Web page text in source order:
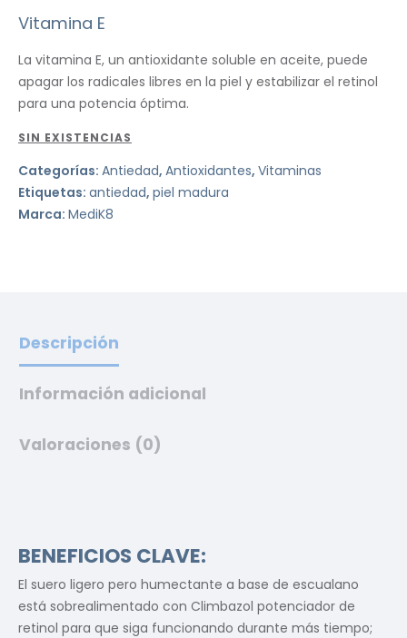
Vitamina E
La vitamina E, un antioxidante soluble en aceite, puede
apagar los radicales libres en la piel y estabilizar el retinol
para una potencia óptima.
SIN EXISTENCIAS
Categorías: Antiedad, Antioxidantes, Vitaminas
Etiquetas: antiedad, piel madura
Marca: MediK8
Descripción
Información adicional
Valoraciones (0)
BENEFICIOS CLAVE:
El suero ligero pero humectante a base de escualano
está sobrealimentado con Climbazol potenciador de
retinol para que siga funcionando durante más tiempo;